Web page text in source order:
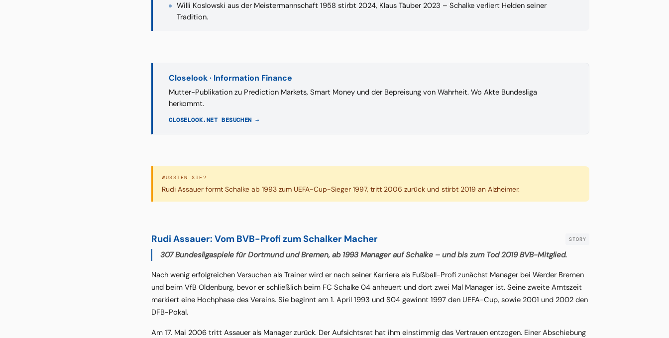
Willi Koslowski aus der Meistermannschaft 1958 stirbt 2024, Klaus Täuber 2023 – Schalke verliert Helden seiner
Tradition.
Closelook · Information Finance
Mutter-Publikation zu Prediction Markets, Smart Money und der Bepreisung von Wahrheit. Wo Akte Bundesliga
herkommt.
CLOSELOOK.NET BESUCHEN →
WUSSTEN SIE?
Rudi Assauer formt Schalke ab 1993 zum UEFA-Cup-Sieger 1997, tritt 2006 zurück und stirbt 2019 an Alzheimer.
Rudi Assauer: Vom BVB-Profi zum Schalker Macher
307 Bundesligaspiele für Dortmund und Bremen, ab 1993 Manager auf Schalke – und bis zum Tod 2019 BVB-Mitglied.
Nach wenig erfolgreichen Versuchen als Trainer wird er nach seiner Karriere als Fußball-Profi zunächst Manager bei Werder Bremen
und beim VfB Oldenburg, bevor er schließlich beim FC Schalke 04 anheuert und dort zwei Mal Manager ist. Seine zweite Amtszeit
markiert eine Hochphase des Vereins. Sie beginnt am 1. April 1993 und S04 gewinnt 1997 den UEFA-Cup, sowie 2001 und 2002 den
DFB-Pokal.
Am 17. Mai 2006 tritt Assauer als Manager zurück. Der Aufsichtsrat hat ihm einstimmig das Vertrauen entzogen. Einer Abschiebung